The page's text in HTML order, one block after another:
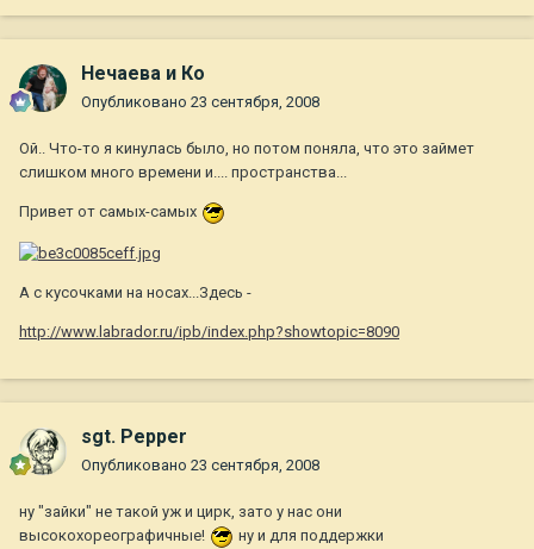
Нечаева и Ко
Опубликовано 23 сентября, 2008
Ой.. Что-то я кинулась было, но потом поняла, что это займет
слишком много времени и.... пространства...
Привет от самых-самых
А с кусочками на носах...Здесь -
http://www.labrador.ru/ipb/index.php?showtopic=8090
sgt. Pepper
Опубликовано 23 сентября, 2008
ну "зайки" не такой уж и цирк, зато у нас они
высокохореографичные!
ну и для поддержки